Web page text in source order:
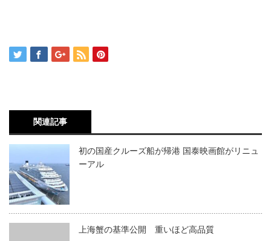
関連記事
初の国産クルーズ船が帰港 国泰映画館がリニュ
ーアル
上海蟹の基準公開 重いほど高品質